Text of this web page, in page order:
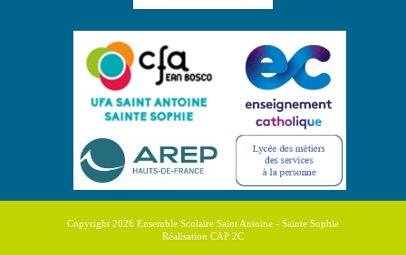
Copyright 2026 Ensemble Scolaire Saint Antoine - Sainte Sophie
Réalisation CAP 2C